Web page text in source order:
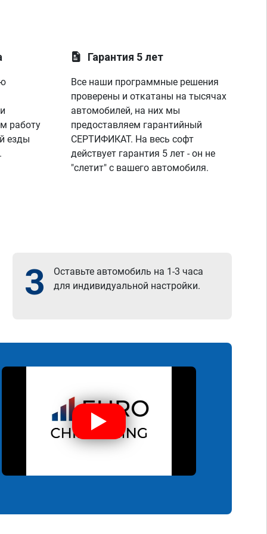
работу
езды
Гарантия 5 лет
Все наши программные решения
проверены и откатаны на тысячах
автомобилей, на них мы
предоставляем гарантийный
СЕРТИФИКАТ. На весь софт
действует гарантия 5 лет - он не
"слетит" с вашего автомобиля.
3
Оставьте автомобиль на 1-3 часа
для индивидуальной настройки.